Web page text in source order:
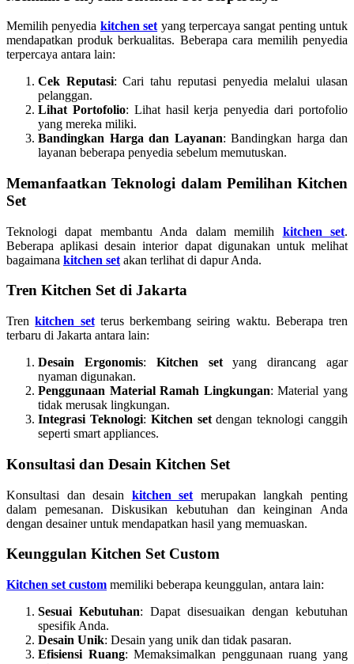
Memilih penyedia kitchen set yang terpercaya sangat penting untuk
mendapatkan produk berkualitas. Beberapa cara memilih penyedia
terpercaya antara lain:
Cek Reputasi: Cari tahu reputasi penyedia melalui ulasan
pelanggan.
Lihat Portofolio: Lihat hasil kerja penyedia dari portofolio
yang mereka miliki.
Bandingkan Harga dan Layanan: Bandingkan harga dan
layanan beberapa penyedia sebelum memutuskan.
Memanfaatkan Teknologi dalam Pemilihan Kitchen
Set
Teknologi dapat membantu Anda dalam memilih kitchen set.
Beberapa aplikasi desain interior dapat digunakan untuk melihat
bagaimana kitchen set akan terlihat di dapur Anda.
Tren Kitchen Set di Jakarta
Trenkitchen setterus berkembang seiring waktu. Beberapa tren
terbaru di Jakarta antara lain:
Desain Ergonomis: Kitchen setyang dirancang agar
nyaman digunakan.
Penggunaan Material Ramah Lingkungan: Material yang
tidak merusak lingkungan.
Integrasi Teknologi: Kitchen setdengan teknologi canggih
seperti smart appliances.
Konsultasi dan Desain Kitchen Set
Konsultasi dan desain kitchen set merupakan langkah penting
dalam pemesanan. Diskusikan kebutuhan dan keinginan Anda
dengan desainer untuk mendapatkan hasil yang memuaskan.
Keunggulan Kitchen Set Custom
Kitchen set custom memiliki beberapa keunggulan, antara lain:
Sesuai Kebutuhan: Dapat disesuaikan dengan kebutuhan
spesifik Anda.
Desain Unik: Desain yang unik dan tidak pasaran.
Efisiensi Ruang: Memaksimalkan penggunaan ruang yang